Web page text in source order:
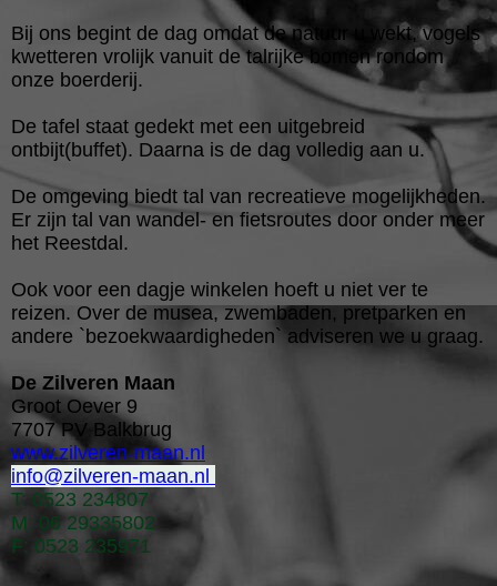
Bij ons begint de dag omdat de natuur u wekt, vogels
kwetteren vrolijk vanuit de talrijke bomen rondom
onze boerderij.
De tafel staat gedekt met een uitgebreid
ontbijt(buffet). Daarna is de dag volledig aan u.
De omgeving biedt tal van recreatieve mogelijkheden.
Er zijn tal van wandel- en fietsroutes door onder meer
het Reestdal.
Ook voor een dagje winkelen hoeft u niet ver te
reizen. Over de musea, zwembaden, pretparken en
andere `bezoekwaardigheden` adviseren we u graag.
De Zilveren Maan
Groot Oever 9
7707 PV Balkbrug
www.zilveren-maan.nl
info@zilveren-maan.nl
T: 0523 234807
M: 06 29335802
F: 0523 235971